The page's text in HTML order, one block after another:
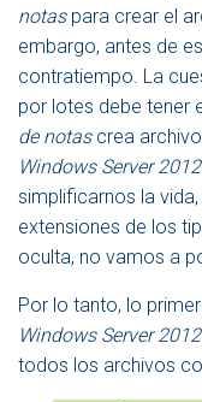
notaspara crear el
embargo, antes de
contratiempo. La
por lotes debe tener
de notascrea
Windows Server
simplificarnos la
extensiones de los
oculta, no vamos a
Por lo tanto, lo
Windows Server
todos los archivos